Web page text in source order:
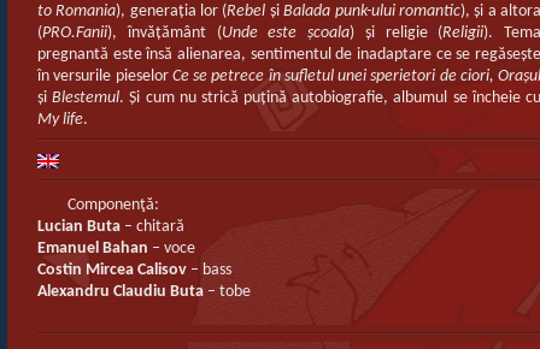
to Romania), generaţia lor (Rebel şiBalada punk-ului romantic), şi a
(PRO.Fanii), învăţământ (Unde este şcoala) şi religie (Religii). Tema
pregnantă este însă alienarea, sentimentul de inadaptare ce se regăseşte
în versurile pieselor Ce se petrece în sufletul unei sperietori de ciori, Oraşul
şiBlestemul. Şi cum nu strică puţină autobiografie, albumul se încheie
My life.
Componenţă:
Lucian Buta – chitară
Emanuel Bahan – voce
Costin Mircea Calisov – bass
Alexandru Claudiu Buta – tobe